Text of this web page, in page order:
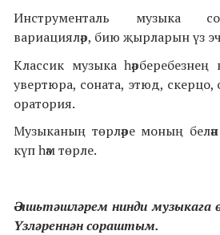
Инструменталь музыка
вариацияләр, бию җырларын үз
Классик музыка
увертюра, соната, этюд, скерцо,
оратория.
Музыканың төрләре моның белән
күп һәм төрле.
Ә яшьтәшләрем нинди музыкага
Үзләреннән сораштым.